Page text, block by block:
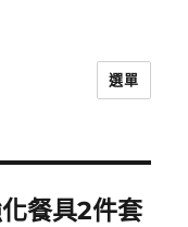
選單
餐具2件套